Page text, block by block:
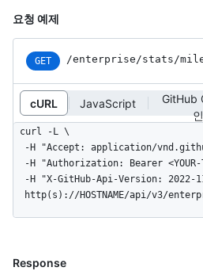
요청 예제
GET /enterprise/stats/
cURL JavaScript
GitHub
curl -L \
http(s)://HOSTNAME/api/v3/
Response